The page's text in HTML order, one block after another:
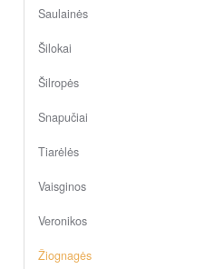
Saulainės
Šilokai
Šilropės
Snapučiai
Tiarėlės
Vaisginos
Veronikos
Žiognagės